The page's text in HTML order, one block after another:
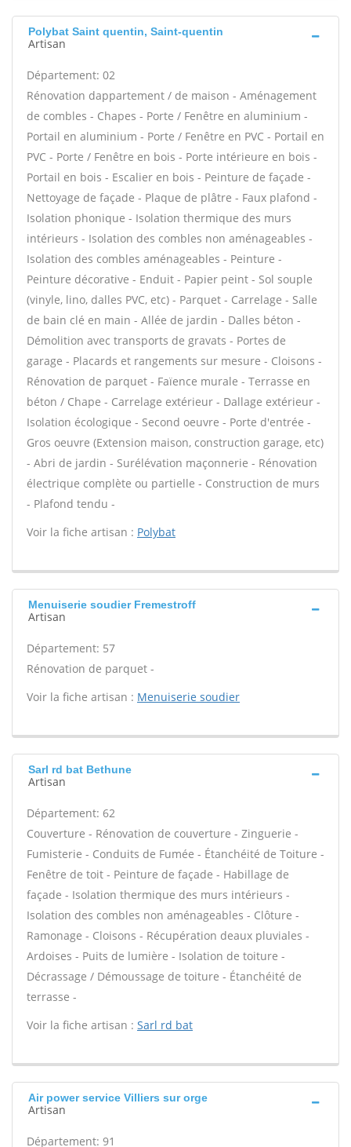
Polybat Saint quentin, Saint-quentin
Artisan
Département: 02
Rénovation dappartement / de maison - Aménagement
de combles - Chapes - Porte / Fenêtre en aluminium -
Portail en aluminium - Porte / Fenêtre en PVC - Portail en
PVC - Porte / Fenêtre en bois - Porte intérieure en bois -
Portail en bois - Escalier en bois - Peinture de façade -
Nettoyage de façade - Plaque de plâtre - Faux plafond -
Isolation phonique - Isolation thermique des murs
intérieurs - Isolation des combles non aménageables -
Isolation des combles aménageables - Peinture -
Peinture décorative - Enduit - Papier peint - Sol souple
(vinyle, lino, dalles PVC, etc) - Parquet - Carrelage - Salle
de bain clé en main - Allée de jardin - Dalles béton -
Démolition avec transports de gravats - Portes de
garage - Placards et rangements sur mesure - Cloisons -
Rénovation de parquet - Faïence murale - Terrasse en
béton / Chape - Carrelage extérieur - Dallage extérieur -
Isolation écologique - Second oeuvre - Porte d'entrée -
Gros oeuvre (Extension maison, construction garage, etc)
- Abri de jardin - Surélévation maçonnerie - Rénovation
électrique complète ou partielle - Construction de murs
- Plafond tendu -
Voir la fiche artisan : Polybat
Menuiserie soudier Fremestroff
Artisan
Département: 57
Rénovation de parquet -
Voir la fiche artisan : Menuiserie soudier
Sarl rd bat Bethune
Artisan
Département: 62
Couverture - Rénovation de couverture - Zinguerie -
Fumisterie - Conduits de Fumée - Étanchéité de Toiture -
Fenêtre de toit - Peinture de façade - Habillage de
façade - Isolation thermique des murs intérieurs -
Isolation des combles non aménageables - Clôture -
Ramonage - Cloisons - Récupération deaux pluviales -
Ardoises - Puits de lumière - Isolation de toiture -
Décrassage / Démoussage de toiture - Étanchéité de
terrasse -
Voir la fiche artisan : Sarl rd bat
Air power service Villiers sur orge
Artisan
Département: 91